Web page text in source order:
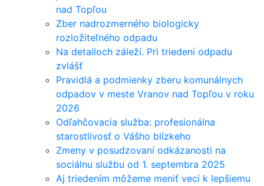
nad Topľou
Zber nadrozmerného biologicky
rozložiteľného odpadu
Na detailoch záleží. Pri triedení odpadu
zvlášť
Pravidlá a podmienky zberu komunálnych
odpadov v meste Vranov nad Topľou v roku
2026
Odľahčovacia služba: profesionálna
starostlivosť o Vášho blízkeho
Zmeny v posudzovaní odkázanosti na
sociálnu službu od 1. septembra 2025
Aj triedením môžeme meniť veci k lepšiemu